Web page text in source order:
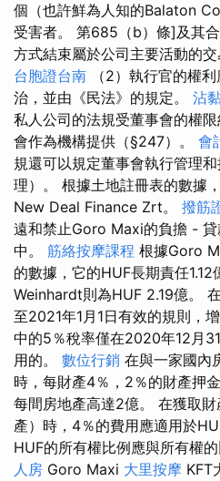
個（也許鮮為人知的Balaton
受害者。 第685（b）條]及其
方式結束屬於公司主要活動的交
台胞證台南 （2）執行官的權
治，並由《民法》的規定。 沾
私人公司的法規受董事會的權
會作為機構提供（§247）。 會
規還可以規定董事會執行管理
理）。 根據土地註冊表的數據
New Deal Finance Zrt。 撥筋
遠和禁止Goro Maxi的負擔 -
中。 筋絡按摩課程 根據Goro
的數據，它的HUF長期責任
Weinhardt則為HUF 2.19億。
至2021年1月1日有效的規則，
中的5％稅率僅在2020年12月
用的。 數位行銷 在與一家國內
時，每財產4％，2％的財產押
每間房地產高達2億。 在獲取
產）時，4％的費用應適用於
HUF的所有權比例應與所有權
人房 Goro Maxi 大里按摩 KFT